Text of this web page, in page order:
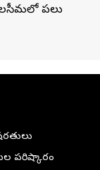
పలు
పరిష్కారం